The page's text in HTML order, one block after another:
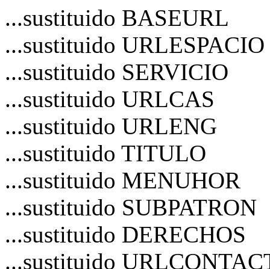
...sustituido BASEURL
...sustituido URLESPACIO
...sustituido SERVICIO
...sustituido URLCAS
...sustituido URLENG
...sustituido TITULO
...sustituido MENUHOR
...sustituido SUBPATRON
...sustituido DERECHOS
...sustituido